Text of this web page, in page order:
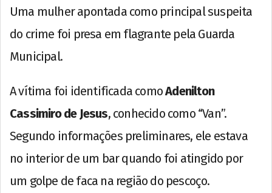
Uma mulher apontada como principal suspeita
do crime foi presa em flagrante pela Guarda
Municipal.
A vítima foi identificada comoAdenilton
Cassimiro de Jesus, conhecido como “Van”.
Segundo informações preliminares, ele estava
no interior de um bar quando foi atingido por
um golpe de faca na região do pescoço.